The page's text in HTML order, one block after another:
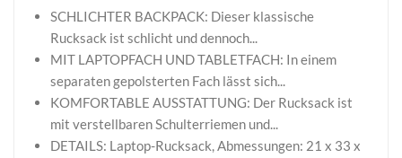
SCHLICHTER BACKPACK: Dieser klassische
Rucksack ist schlicht und dennoch...
MIT LAPTOPFACH UND TABLETFACH: In einem
separaten gepolsterten Fach lässt sich...
KOMFORTABLE AUSSTATTUNG: Der Rucksack ist
mit verstellbaren Schulterriemen und...
DETAILS: Laptop-Rucksack, Abmessungen: 21 x 33 x